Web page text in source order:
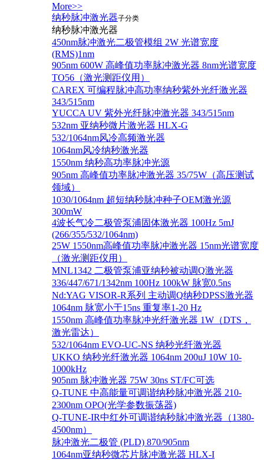
More>>
纳秒脉冲激光器子分类
纳秒脉冲激光器
450nm脉冲激光二极管模组 2W 光谱宽度
(RMS)1nm
905nm 600W 高峰值功率脉冲激光器 8nm光谱宽度
TO56（激光测距仪用）
CAREX 可编程脉冲高功率纳秒紫外光纤激光器
343/515nm
YUCCA UV 紫外光纤脉冲激光器 343/515nm
532nm 亚纳秒微片激光器 HLX-G
532/1064nm风冷高频激光器
1064nm风冷纳秒激光器
1550nm 纳秒高功率脉冲光源
905nm 高峰值功率脉冲激光器 35/75W（高压测试
领域）
1030/1064nm 超短纳秒脉冲种子OEM激光源
300mW
4波长气冷二极管泵浦固体激光器 100Hz 5mJ
(266/355/532/1064nm)
25W 1550nm高峰值功率脉冲激光器 15nm光谱宽度
（激光测距仪用）
MNL1342 二极管泵浦亚纳秒被动调Q激光器
336/447/671/1342nm 100Hz 100kW 脉宽0.5ns
Nd:YAG VISOR-R系列 主动调Q纳秒DPSS激光器
1064nm 脉宽小于15ns 重复率1-20 Hz
1550nm 高峰值功率脉冲光纤激光器 1W（DTS，
激光雷达）
532/1064nm EVO-UC-NS 纳秒光纤激光器
UKKO 纳秒光纤激光器 1064nm 200uJ 10W 10-
1000kHz
905nm 脉冲激光器 75W 30ns ST/FC可选
Q-TUNE 中高能量可调谐纳秒脉冲激光器 210-
2300nm OPO(光学参数振荡器)
Q-TUNE-IR中红外可调谐纳秒脉冲激光器（1380-
4500nm）
脉冲激光二极管 (PLD) 870/905nm
1064nm亚纳秒微芯片脉冲激光器 HLX-I